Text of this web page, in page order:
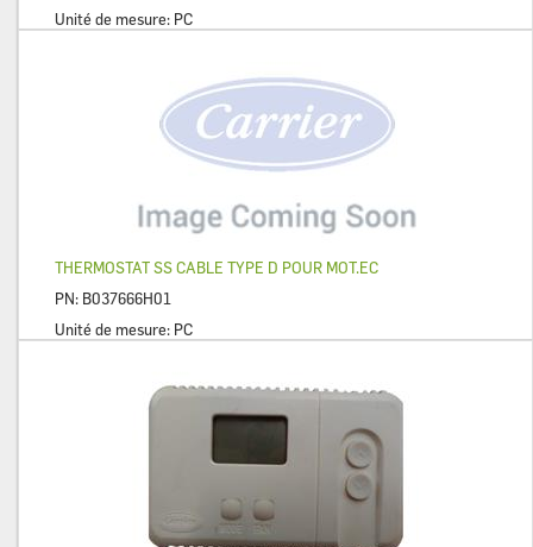
Unité de mesure: PC
THERMOSTAT SS CABLE TYPE D POUR MOT.EC
PN: B037666H01
Unité de mesure: PC